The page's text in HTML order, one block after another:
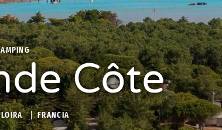
Côte
FRANCIA